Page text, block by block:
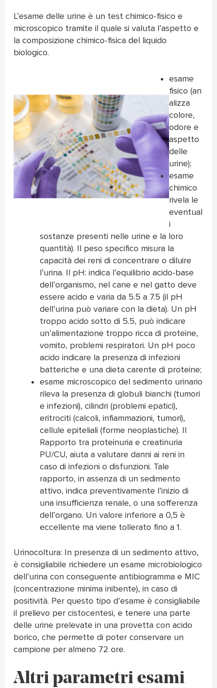
L’esame delle urine è un test chimico-fisico e
microscopico tramite il quale si valuta l’aspetto e
la composizione chimico-fisica del liquido
biologico.
esame
fisico (an
alizza
colore,
odore e
aspetto
delle
urine);
esame
chimico
rivela le
eventual
i
sostanze presenti nelle urine e la loro
quantità). Il peso specifico misura la
capacità dei reni di concentrare o diluire
l’urina. Il pH: indica l’equilibrio acido-base
dell’organismo, nel cane e nel gatto deve
essere acido e varia da 5.5 a 7.5 (il pH
dell’urina può variare con la dieta). Un pH
troppo acido sotto di 5.5, può indicare
un’alimentazione troppo ricca di proteine,
vomito, problemi respiratori. Un pH poco
acido indicare la presenza di infezioni
batteriche e una dieta carente di proteine;
esame microscopico del sedimento urinario
rileva la presenza di globuli bianchi (tumori
e infezioni), cilindri (problemi epatici),
eritrociti (calcoli, infiammazioni, tumori),
cellule epiteliali (forme neoplastiche). Il
Rapporto tra proteinuria e creatinuria
PU/CU, aiuta a valutare danni ai reni in
caso di infezioni o disfunzioni. Tale
rapporto, in assenza di un sedimento
attivo, indica preventivamente l’inizio di
una insufficienza renale, o una sofferenza
dell’organo. Un valore inferiore a 0,5 è
eccellente ma viene tollerato fino a 1.
Urinocoltura: In presenza di un sedimento attivo,
è consigliabile richiedere un esame microbiologico
dell’urina con conseguente antibiogramma e MIC
(concentrazione minima inibente), in caso di
positività. Per questo tipo d’esame è consigliabile
il prelievo per cistocentesi, e tenere una parte
delle urine prelevate in una provetta con acido
borico, che permette di poter conservare un
campione per almeno 72 ore.
Altri parametri esami